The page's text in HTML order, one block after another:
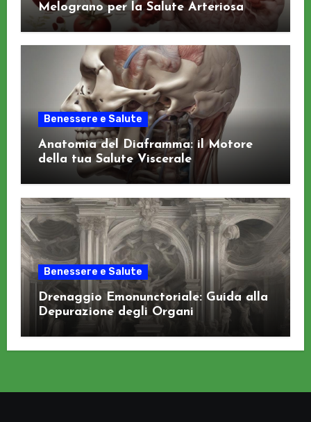
Melograno per la Salute Arteriosa
Benessere e Salute
Anatomia del Diaframma: il Motore
della tua Salute Viscerale
Benessere e Salute
Drenaggio Emonunctoriale: Guida alla
Depurazione degli Organi